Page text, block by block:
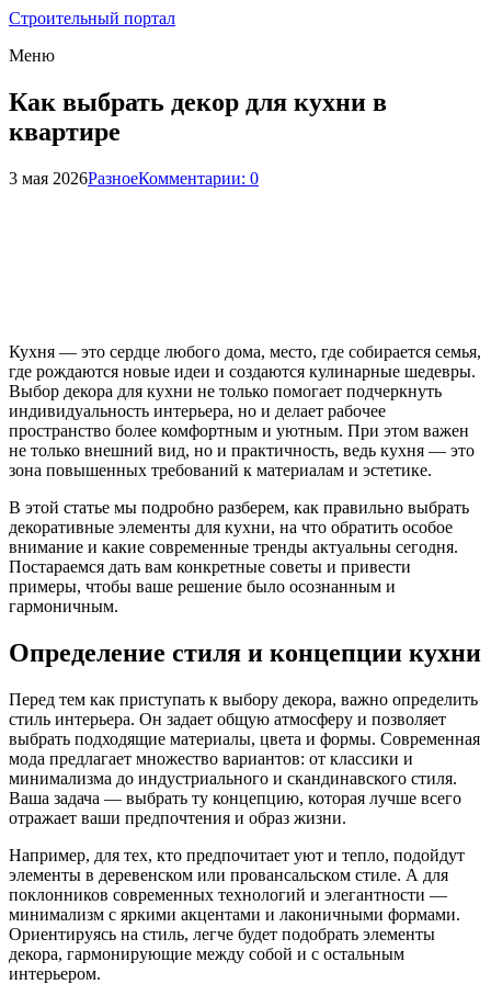
Строительный портал
Меню
Как выбрать декор для кухни в
квартире
3 мая 2026РазноеКомментарии: 0
Кухня — это сердце любого дома, место, где собирается семья,
где рождаются новые идеи и создаются кулинарные шедевры.
Выбор декора для кухни не только помогает подчеркнуть
индивидуальность интерьера, но и делает рабочее
пространство более комфортным и уютным. При этом важен
не только внешний вид, но и практичность, ведь кухня — это
зона повышенных требований к материалам и эстетике.
В этой статье мы подробно разберем, как правильно выбрать
декоративные элементы для кухни, на что обратить особое
внимание и какие современные тренды актуальны сегодня.
Постараемся дать вам конкретные советы и привести
примеры, чтобы ваше решение было осознанным и
гармоничным.
Определение стиля и концепции кухни
Перед тем как приступать к выбору декора, важно определить
стиль интерьера. Он задает общую атмосферу и позволяет
выбрать подходящие материалы, цвета и формы. Современная
мода предлагает множество вариантов: от классики и
минимализма до индустриального и скандинавского стиля.
Ваша задача — выбрать ту концепцию, которая лучше всего
отражает ваши предпочтения и образ жизни.
Например, для тех, кто предпочитает уют и тепло, подойдут
элементы в деревенском или провансальском стиле. А для
поклонников современных технологий и элегантности —
минимализм с яркими акцентами и лаконичными формами.
Ориентируясь на стиль, легче будет подобрать элементы
декора, гармонирующие между собой и с остальным
интерьером.